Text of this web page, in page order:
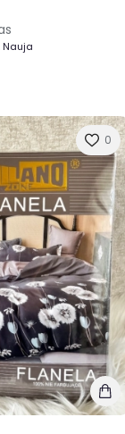
Nauja
0